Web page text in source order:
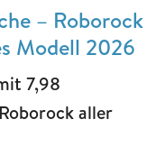
– Roborock
Modell 2026
7,98
aller